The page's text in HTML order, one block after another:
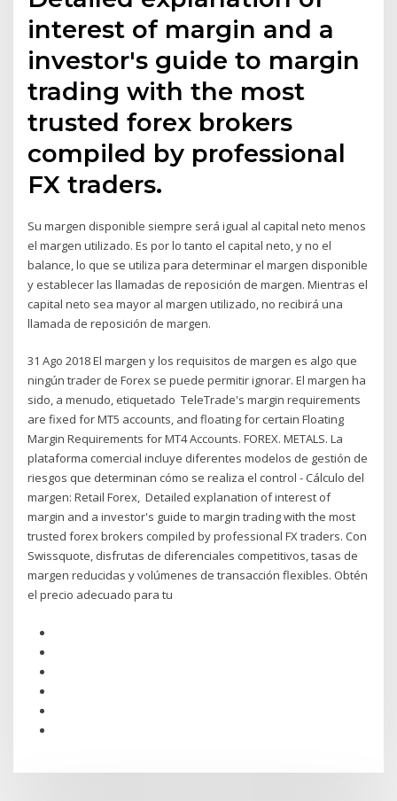
interest of margin and a
investor's guide to margin
trading with the most
trusted forex brokers
compiled by professional
FX traders.
Su margen disponible siempre será igual al capital neto menos
el margen utilizado. Es por lo tanto el capital neto, y no el
balance, lo que se utiliza para determinar el margen disponible
y establecer las llamadas de reposición de margen. Mientras el
capital neto sea mayor al margen utilizado, no recibirá una
llamada de reposición de margen.
31 Ago 2018 El margen y los requisitos de margen es algo que
ningún trader de Forex se puede permitir ignorar. El margen ha
sido, a menudo, etiquetado TeleTrade's margin requirements
are fixed for MT5 accounts, and floating for certain Floating
Margin Requirements for MT4 Accounts. FOREX. METALS. La
plataforma comercial incluye diferentes modelos de gestión de
riesgos que determinan cómo se realiza el control - Cálculo del
margen: Retail Forex, Detailed explanation of interest of
margin and a investor's guide to margin trading with the most
trusted forex brokers compiled by professional FX traders. Con
Swissquote, disfrutas de diferenciales competitivos, tasas de
margen reducidas y volúmenes de transacción flexibles. Obtén
el precio adecuado para tu